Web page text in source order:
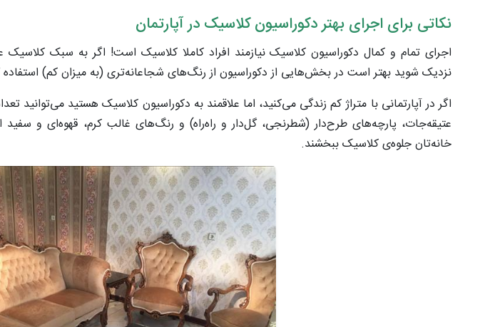
نکاتی برای اجرای بهتر دکوراسیون کلاسیک در آپارتمان
اجرای تمام و کمال دکوراسیون کلاسیک نیازمند افراد کاملا کلاسیک است! اگر به سبک
نزدیک شوید بهتر است در بخش‌هایی از دکوراسیون از رنگ‌های شجاعانه‌تری (به میزان کم) استفاده
اگر در آپارتمانی با متراژ کم زندگی می‌کنید، اما علاقمند به دکوراسیون کلاسیک هستید می‌توانید
عتیقه‌جات، پارچه‌های طرح‌دار (شطرنجی، گل‌دار و راه‌راه) و رنگ‌های غالب کرم، قهوه‌ای و سفید
خانه‌تان جلوه‌ی کلاسیک ببخشند.